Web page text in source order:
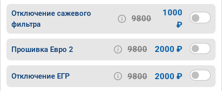
Отключение сажевого
фильтра
9800
1000
₽
Прошивка Евро 2 9800 2000 ₽
Отключение ЕГР 9800 2000 ₽